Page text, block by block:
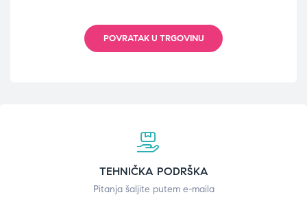
POVRATAK U TRGOVINU
TEHNIČKA PODRŠKA
Pitanja šaljite putem e-maila